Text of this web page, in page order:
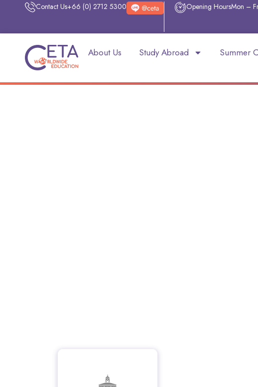
Contact Us+66 (0) 2712 5300 Opening HoursMon –
About Us Study Abroad Summer